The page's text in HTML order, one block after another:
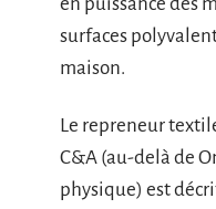
surfaces
maison.
Le repreneur
C&A (au-delà de
physique) est